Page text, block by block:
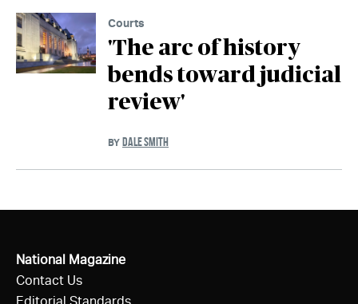
Courts
'The arc of history
bends toward judicial
review'
BY DALE SMITH
National Magazine
Contact Us